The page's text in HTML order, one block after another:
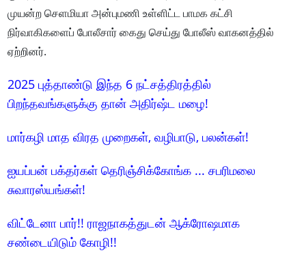
முயன்ற செளமியா அன்புமணி உள்ளிட்ட பாமக கட்சி
நிர்வாகிகளைப் போலீசார் கைது செய்து போலீஸ் வாகனத்தில்
ஏற்றினர்.
2025 புத்தாண்டு இந்த 6 நட்சத்திரத்தில்
பிறந்தவங்களுக்கு தான் அதிர்ஷ்ட மழை!
மார்கழி மாத விரத முறைகள், வழிபாடு, பலன்கள்!
ஐயப்பன் பக்தர்கள் தெரிஞ்சிக்கோங்க ... சபரிமலை
சுவாரஸ்யங்கள்!
விட்டேனா பார்!! ராஜநாகத்துடன் ஆக்ரோஷமாக
சண்டையிடும் கோழி!!